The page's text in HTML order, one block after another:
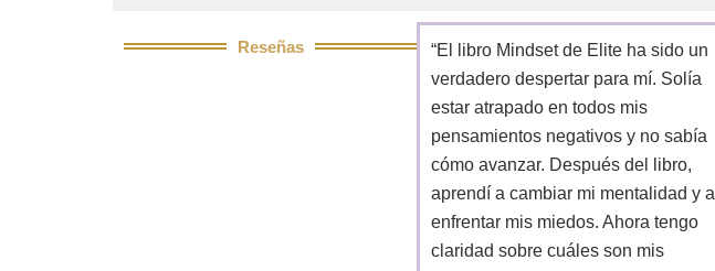
Reseñas
“El libro Mindset de Elite ha sido un
verdadero despertar para mí. Solía
estar atrapado en todos mis
pensamientos negativos y no sabía
cómo avanzar. Después del libro,
aprendí a cambiar mi mentalidad y a
enfrentar mis miedos. Ahora tengo
claridad sobre cuáles son mis